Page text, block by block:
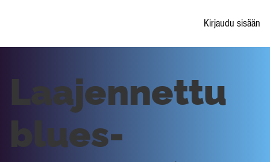
Kirjaudu sisään
Laajennettu
blues-